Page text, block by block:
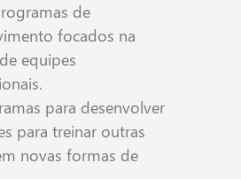
de
focados na
equipes
para desenvolver
para treinar outras
novas formas de